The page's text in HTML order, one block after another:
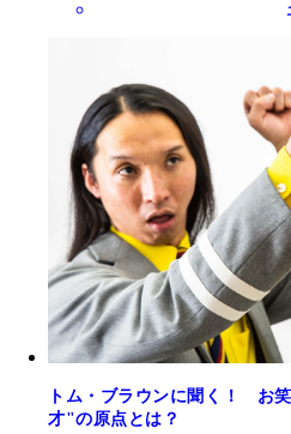
トム・ブラウンに聞く！ お
才"の原点とは？